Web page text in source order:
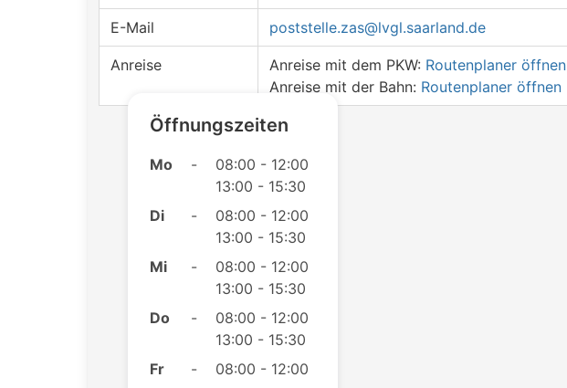
E-Mail poststelle.zas@lvgl.saarland.de
Anreise Anreise mit dem PKW: Routenplaner öffnen
Anreise mit der Bahn: Routenplaner öffnen
Öffnungszeiten
Mo -
08:00 - 12:00
13:00 - 15:30
Di
-
08:00 - 12:00
13:00 - 15:30
Mi
-
08:00 - 12:00
13:00 - 15:30
Do
-
08:00 - 12:00
13:00 - 15:30
Fr
-
08:00 - 12:00